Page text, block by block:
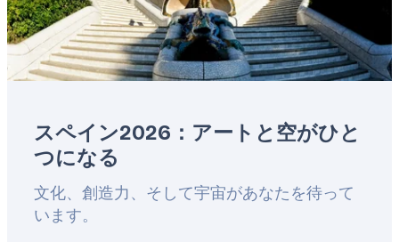
スペイン2026：アートと空がひと
つになる
Lead
文化、創造力、そして宇宙があなたを待って
います。